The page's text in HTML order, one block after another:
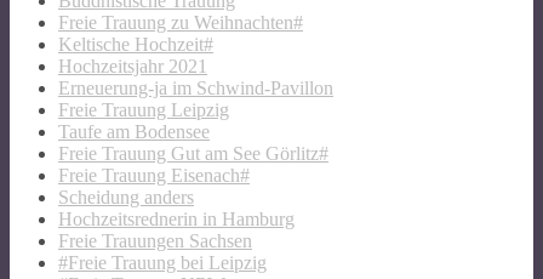
Freie Trauung zu Weihnachten#
Keltische Hochzeit#
Hochzeitsjahr 2021
Erneuerung-ja im Schwind-Pavillon
Freie Trauung Leipzig
Taufe am Bodensee
Freie Trauung Gut am See Görlitz#
Freie Trauung Eisenach#
Scheidung anders
Hochzeitsrednerin in Hamburg
Freie Trauungen Sachsen
#Freie Trauung bei Leipzig